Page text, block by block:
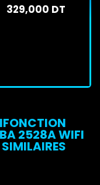
329,000 DT
2528A WIFI